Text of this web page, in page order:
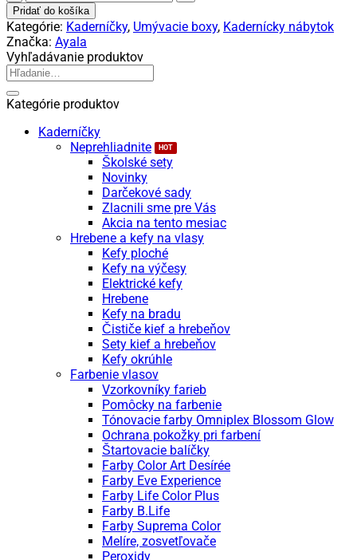
Ayala
Thomas
-
umývací
box
Pridať do košíka
Kategórie: Kaderníčky, Umývacie boxy, Kadernícky nábytok
Značka: Ayala
Vyhľadávanie produktov
Hľadať:
Kategórie produktov
Kaderníčky
Neprehliadnite
Školské sety
Novinky
Darčekové sady
Zlacnili sme pre Vás
Akcia na tento mesiac
Hrebene a kefy na vlasy
Kefy ploché
Kefy na výčesy
Elektrické kefy
Hrebene
Kefy na bradu
Čističe kief a hrebeňov
Sety kief a hrebeňov
Kefy okrúhle
Farbenie vlasov
Vzorkovníky farieb
Pomôcky na farbenie
Tónovacie farby Omniplex Blossom Glow
Ochrana pokožky pri farbení
Štartovacie balíčky
Farby Color Art Desírée
Farby Eve Experience
Farby Life Color Plus
Farby B.Life
Farby Suprema Color
Melíre, zosvetľovače
Peroxidy